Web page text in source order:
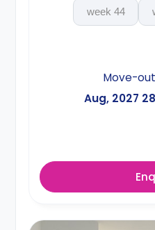
44 week
Move-out
28 Aug, 2027